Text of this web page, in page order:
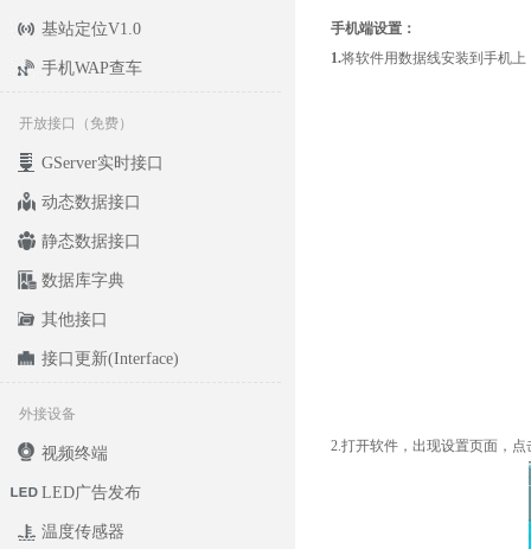
基站定位V1.0
手机WAP查车
开放接口（免费）
GServer实时接口
动态数据接口
静态数据接口
数据库字典
其他接口
接口更新(Interface)
外接设备
视频终端
LED广告发布
温度传感器
手机端设置：
1.将软件用数据线安装到手机
2.打开软件，出现设置页面，